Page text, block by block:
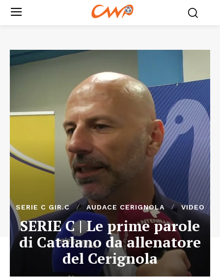
SERIE C GIR.C AUDACE CERIGNOLA VIDEO
SERIE C | Le prime parole
di Catalano da allenatore
del Cerignola